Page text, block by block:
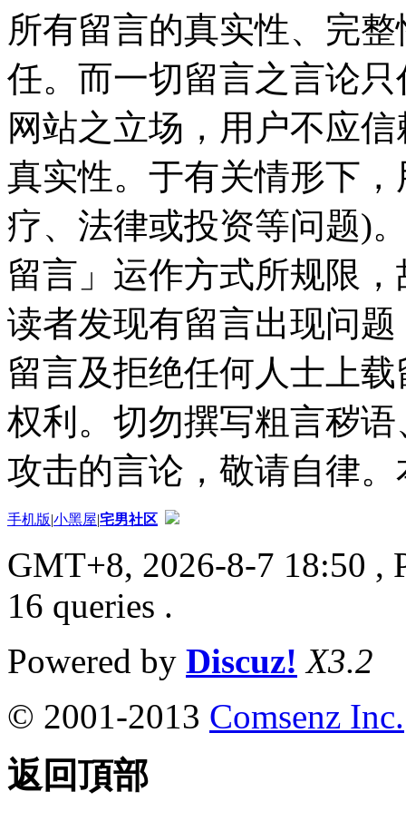
所有留言的真实性、完
任。而一切留言之言论
网站之立场，用户不应
真实性。于有关情形下
疗、法律或投资等问题)
留言」运作方式所规限
读者发现有留言出现问
留言及拒绝任何人士上
权利。切勿撰写粗言秽
攻击的言论，敬请自律
手机版|小黑屋|宅男社区
GMT+8, 2026-8-7 18:50 ,
16 queries .
Powered by Discuz! X3.2
© 2001-2013 Comsenz Inc.
返回頂部